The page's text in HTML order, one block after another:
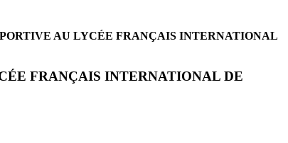
AU LYCÉE FRANÇAIS INTERNATIONAL
FRANÇAIS INTERNATIONAL DE